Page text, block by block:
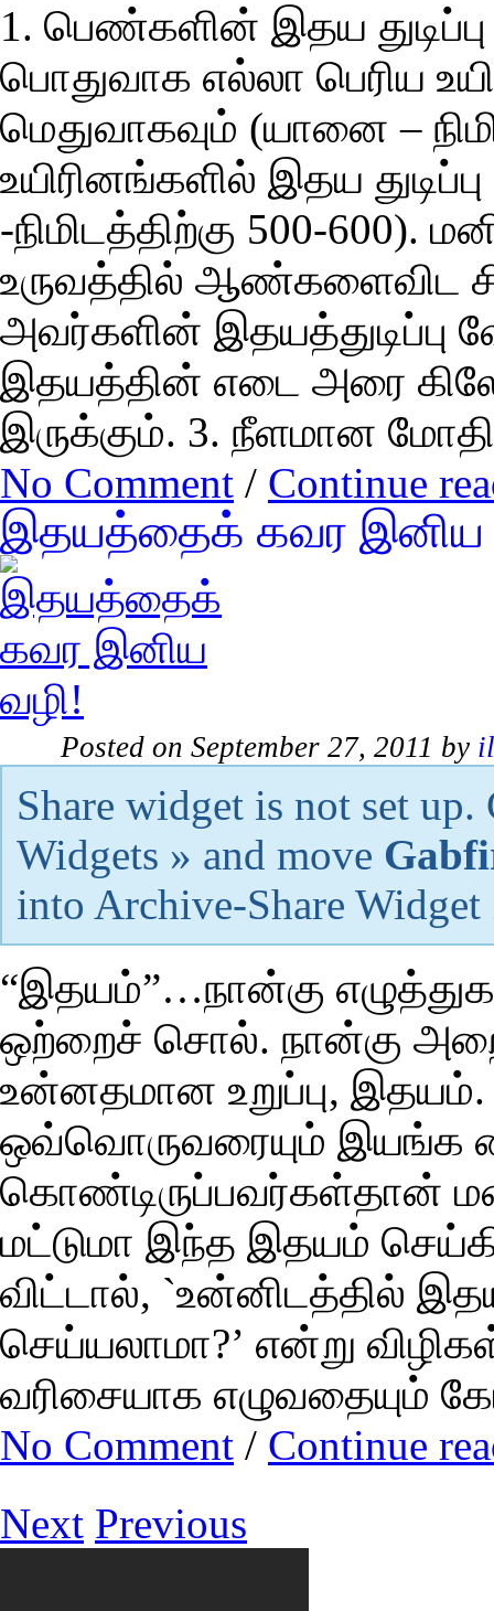
1. பெண்களின் இதய
பொதுவாக எல்லா பெரிய
மெதுவாகவும் (யானை –
உயிரினங்களில் இதய
-நிமிடத்திற்கு 500-
உருவத்தில் ஆண்களைவிட
அவர்களின் இதயத்துடிப்பு
இதயத்தின் எடை அரை
இருக்கும். 3. நீளமான
No Comment / Continue
இதயத்தைக் கவர இனிய
Posted on September 27, 2011 by
Share widget is not set
Widgets » and move
into Archive-Share Widget
“இதயம்”…நான்கு
ஒற்றைச் சொல். நான்கு
உன்னதமான உறுப்பு,
ஒவ்வொருவரையும் இயங்க
கொண்டிருப்பவர்கள்தான்
மட்டுமா இந்த இதயம்
விட்டால், `உன்னிடத்தில்
செய்யலாமா?’ என்று
வரிசையாக எழுவதையும்
No Comment / Continue
Next Previous